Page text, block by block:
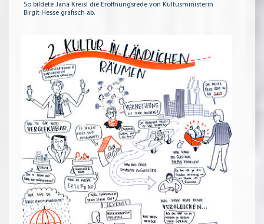
So bildete Jana Kreisl die Eröffnungsrede von Kultusministerin
Birgit Hesse grafisch ab.